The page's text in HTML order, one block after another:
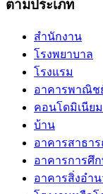
ตามประเภท
สำนักงาน
โรงพยาบาล
โรงแรม
อาคารพาณิช
คอนโดมิเนียม
บ้าน
อาคารสาธา
อาคารการศึ
อาคารสิ่งอํา